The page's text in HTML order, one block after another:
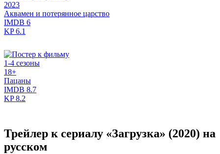
2023
Аквамен и потерянное царство
IMDB 6
KP6.1
1-4 сезоны
18+
Пацаны
IMDB 8.7
KP8.2
Трейлер к сериалу «Загрузка» (2020) на
русском